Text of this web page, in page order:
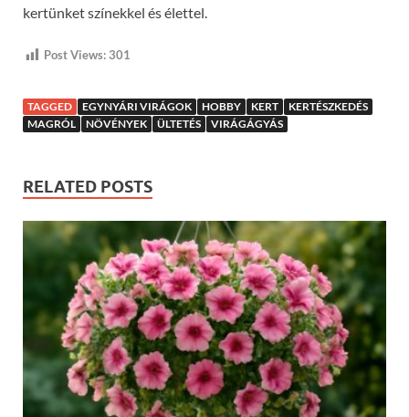
kertünket színekkel és élettel.
Post Views:301
TAGGED EGYNYÁRI VIRÁGOK HOBBY KERT
KERTÉSZKEDÉS
MAGRÓL
NÖVÉNYEK ÜLTETÉS VIRÁGÁGYÁS
RELATED POSTS